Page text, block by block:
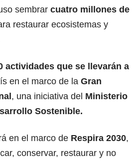
sembrar cuatro millones de
restaurar ecosistemas y
actividades que se llevarán a
en el marco de la Gran
, una iniciativa del Ministerio
Sostenible.
en el marco de Respira 2030,
conservar, restaurar y no